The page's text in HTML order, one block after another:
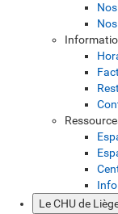
Le CHU de